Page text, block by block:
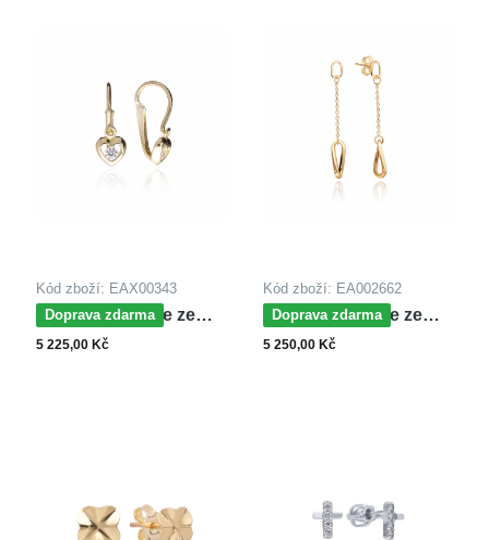
Kód zboží: EAX00343
Doprava zdarma
MOISS náušnice ze
žlutého zlata SRDCE
5 225,00 Kč
Kód zboží: EA002662
Doprava zdarma
MOISS náušnice ze
žlutého zlata
5 250,00 Kč